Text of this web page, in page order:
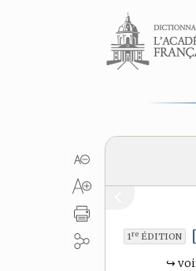
Aller au contenu
1re ÉDITION
↪